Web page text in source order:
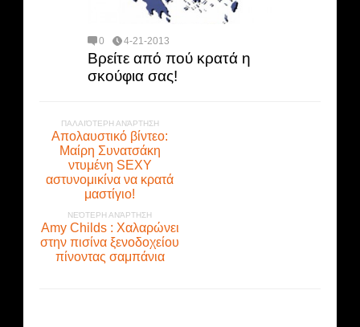
0 4-21-2013
Βρείτε από πού κρατά η
σκούφια σας!
ΠΑΛΑΙΌΤΕΡΗ ΑΝΆΡΤΗΣΗ
Απολαυστικό βίντεο:
Μαίρη Συνατσάκη
ντυμένη SEXY
αστυνομικίνα να κρατά
μαστίγιο!
ΝΕΌΤΕΡΗ ΑΝΆΡΤΗΣΗ
Amy Childs : Χαλαρώνει
στην πισίνα ξενοδοχείου
πίνοντας σαμπάνια